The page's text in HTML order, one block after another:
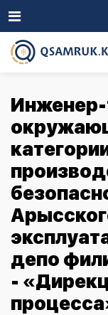
Инженер-
депо
-